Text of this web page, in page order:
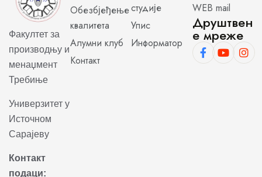
Факултет за
производњу и
менаџмент
Требиње
Универзитет у
Источном
Сарајеву
Контакт
подаци:
Обезбјеђење
квалитета
Алумни клуб
Контакт
студије
Упис
Информатор
WEB mail
Друштвен
е мреже